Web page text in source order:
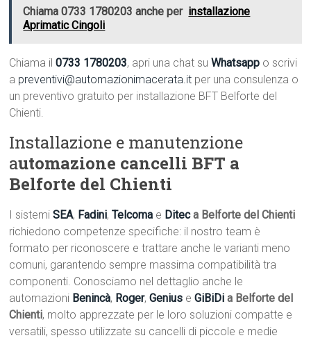
Chiama 0733 1780203 anche per installazione
Aprimatic Cingoli
Chiama il0733 1780203, apri una chat suWhatsapp o scrivi
a preventivi@automazionimacerata.it per una consulenza o
un preventivo gratuito per installazione BFT Belforte del
Chienti.
Installazione e manutenzione
automazione cancelli BFT a
Belforte del Chienti
I sistemiSEA, Fadini,Telcoma e Diteca Belforte del Chienti
richiedono competenze specifiche: il nostro team è
formato per riconoscere e trattare anche le varianti meno
comuni, garantendo sempre massima compatibilità tra
componenti. Conosciamo nel dettaglio anche le
automazioni Benincà, Roger,Genius eGiBiDi a Belforte del
Chienti, molto apprezzate per le loro soluzioni compatte e
versatili, spesso utilizzate su cancelli di piccole e medie